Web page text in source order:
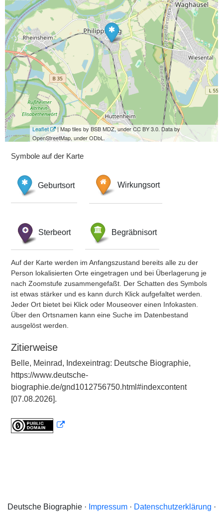
Leaflet
| Map tiles by BSB MDZ, under CC BY 3.0. Data by
OpenStreetMap, under ODbL.
Symbole auf der Karte
Geburtsort Wirkungsort
Sterbeort Begräbnisort
Auf der Karte werden im Anfangszustand bereits alle zu der
Person lokalisierten Orte eingetragen und bei Überlagerung je
nach Zoomstufe zusammengefaßt. Der Schatten des Symbols
ist etwas stärker und es kann durch Klick aufgefaltet werden.
Jeder Ort bietet bei Klick oder Mouseover einen Infokasten.
Über den Ortsnamen kann eine Suche im Datenbestand
ausgelöst werden.
Zitierweise
Belle, Meinrad, Indexeintrag: Deutsche Biographie,
https://www.deutsche-
biographie.de/gnd1012756750.html#indexcontent
[07.08.2026].
Deutsche Biographie · Impressum· Datenschutzerklärung ·